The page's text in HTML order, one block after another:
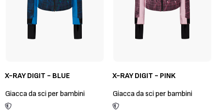
X-RAY DIGIT - BLUE
Giacca da sci per bambini
X-RAY DIGIT - PINK
Giacca da sci per bambini